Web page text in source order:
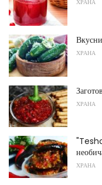
ХРАНА
ХРАНА
ХРАНА
ХРАНА